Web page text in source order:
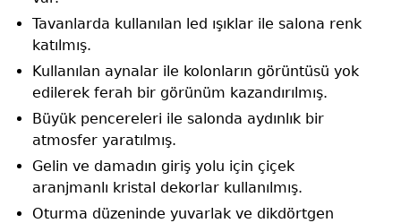
Tavanlarda kullanılan led ışıklar ile salona renk
katılmış.
Kullanılan aynalar ile kolonların görüntüsü yok
edilerek ferah bir görünüm kazandırılmış.
Büyük pencereleri ile salonda aydınlık bir
atmosfer yaratılmış.
Gelin ve damadın giriş yolu için çiçek
aranjmanlı kristal dekorlar kullanılmış.
Oturma düzeninde yuvarlak ve dikdörtgen